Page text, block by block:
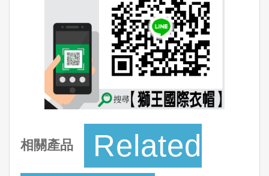
相關產品 Related